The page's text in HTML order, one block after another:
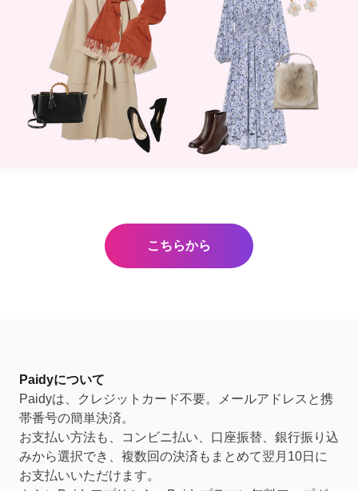
こちらから
Paidyについて
Paidyは、クレジットカード不要。メールアドレスと携
帯番号の簡単決済。
お支払い方法も、コンビニ払い、口座振替、銀行振り込
みから選択でき、複数回の決済もまとめて翌月10日に
お支払いいただけます。